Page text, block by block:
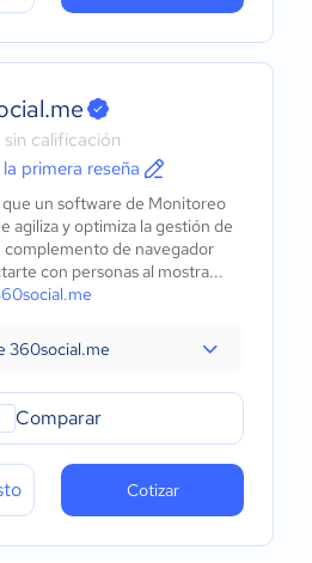
sin calificación
primera reseña
un software de Monitoreo
agiliza y optimiza la gestión de
complemento de navegador
con personas al mostra...
360social.me
Comparar
Cotizar